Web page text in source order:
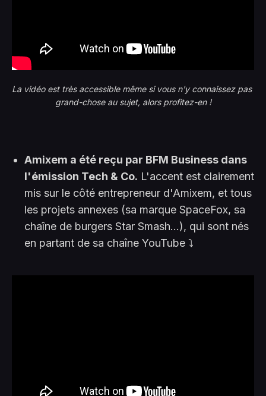
La vidéo est très accessible même si vous n'y connaissez pas
grand-chose au sujet, alors profitez-en !
Amixem a été reçu par BFM Business dans
l'émission Tech & Co. L'accent est clairement
mis sur le côté entrepreneur d'Amixem, et tous
les projets annexes (sa marque SpaceFox, sa
chaîne de burgers Star Smash...), qui sont nés
en partant de sa chaîne YouTube ⤵️